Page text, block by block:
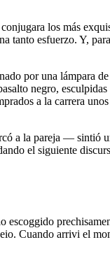
los más
tanto esfuerzo. Y,
por una lámpara
negro,
a la carrera
a la pareja — sintió
el siguiente
escoggido
Cuando arrivi el